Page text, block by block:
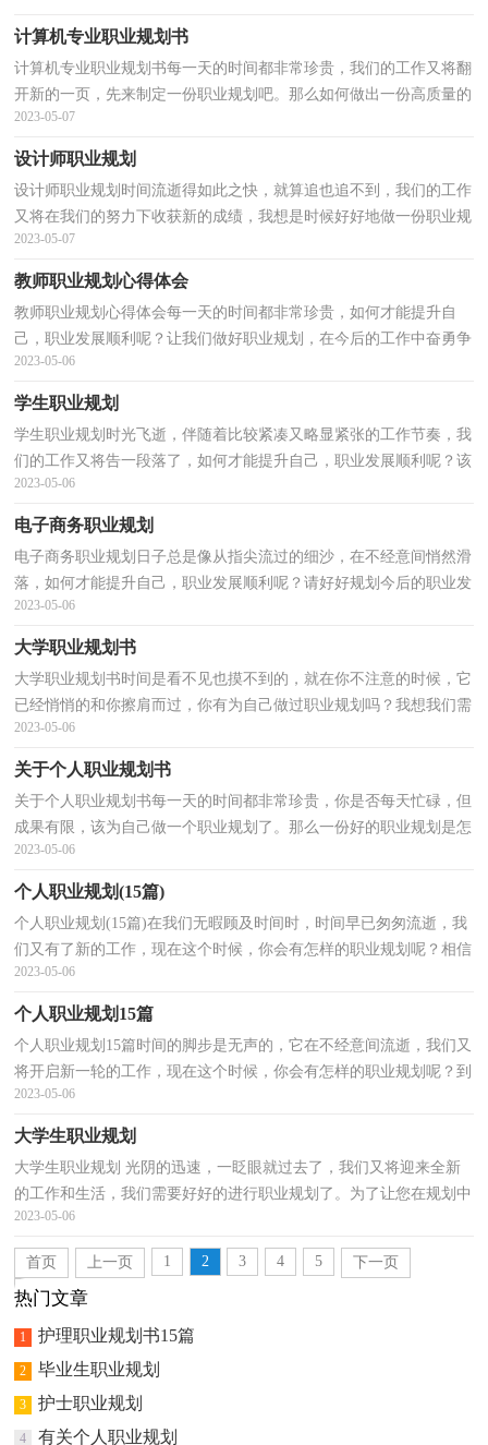
计算机专业职业规划书
计算机专业职业规划书每一天的时间都非常珍贵，我们的工作又将翻
开新的一页，先来制定一份职业规划吧。那么如何做出一份高质量的
职业规划呢？下面是小编为大家整理的计算机专业职...
2023-05-07
设计师职业规划
设计师职业规划时间流逝得如此之快，就算追也追不到，我们的工作
又将在我们的努力下收获新的成绩，我想是时候好好地做一份职业规
划了。你知道怎样的职业规划才是适合自己的吗？下面...
2023-05-07
教师职业规划心得体会
教师职业规划心得体会每一天的时间都非常珍贵，如何才能提升自
己，职业发展顺利呢？让我们做好职业规划，在今后的工作中奋勇争
先吧。那么如何做出一份高质量的职业规划呢？以下是小编...
2023-05-06
学生职业规划
学生职业规划时光飞逝，伴随着比较紧凑又略显紧张的工作节奏，我
们的工作又将告一段落了，如何才能提升自己，职业发展顺利呢？该
好好规划一下自己接下来的职业发展道路了。到底应如何...
2023-05-06
电子商务职业规划
电子商务职业规划日子总是像从指尖流过的细沙，在不经意间悄然滑
落，如何才能提升自己，职业发展顺利呢？请好好规划今后的职业发
展道路。那么一份好的职业规划是怎么样的呢？以下是小...
2023-05-06
大学职业规划书
大学职业规划书时间是看不见也摸不到的，就在你不注意的时候，它
已经悄悄的和你擦肩而过，你有为自己做过职业规划吗？我想我们需
要好好地做个职业规划了。为了让您在规划中更加简单...
2023-05-06
关于个人职业规划书
关于个人职业规划书每一天的时间都非常珍贵，你是否每天忙碌，但
成果有限，该为自己做一个职业规划了。那么一份好的职业规划是怎
么样的呢？以下是小编为大家收集的关于个人职业规划...
2023-05-06
个人职业规划(15篇)
个人职业规划(15篇)在我们无暇顾及时间时，时间早已匆匆流逝，我
们又有了新的工作，现在这个时候，你会有怎样的职业规划呢？相信
很多人都是毫无头绪、内心崩溃的状态吧！下面是小编帮大...
2023-05-06
个人职业规划15篇
个人职业规划15篇时间的脚步是无声的，它在不经意间流逝，我们又
将开启新一轮的工作，现在这个时候，你会有怎样的职业规划呢？到
底应如何做职业规划呢？下面是小编帮大家整理的个人职业...
2023-05-06
大学生职业规划
大学生职业规划 光阴的迅速，一眨眼就过去了，我们又将迎来全新
的工作和生活，我们需要好好的进行职业规划了。为了让您在规划中
更加简单方便，以下是小编精心整理的大学生职业规划...
2023-05-06
首页 上一页 1 2 3 4 5
下一页
尾页
热门文章
1 护理职业规划书15篇
2 毕业生职业规划
3 护士职业规划
4 有关个人职业规划